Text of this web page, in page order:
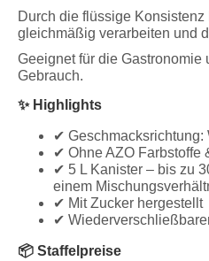
Durch die flüssige
gleichmäßig verarbeiten und
Geeignet für die Gastronomie
Gebrauch.
✨ Highlights
✔ Geschmacksrichtung:
✔ Ohne AZO Farbstoffe
✔ 5 L Kanister – bis zu
einem
✔ Mit Zucker hergestellt
✔
📦 Staffelpreise